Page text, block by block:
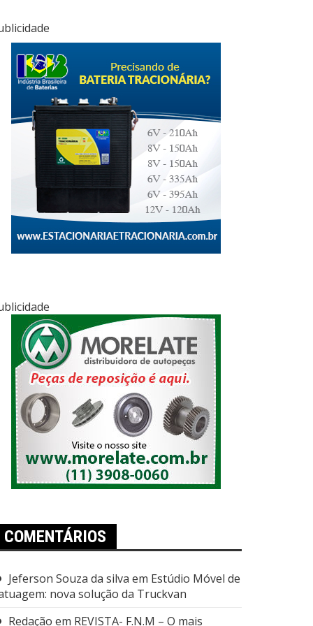
COMENTÁRIOS
Jeferson Souza da silva em Estúdio Móvel de
nova solução da Truckvan
Redação em REVISTA- F.N.M – O mais